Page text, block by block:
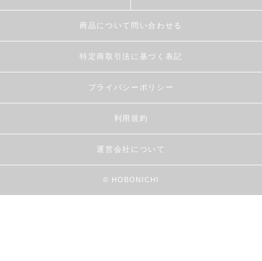
商品について問い合わせる
特定商取引法に基づく表記
プライバシーポリシー
利用規約
運営会社について
© HOBONICHI